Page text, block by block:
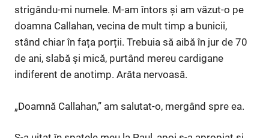
strigându-mi numele. M-am întors și am văzut-o pe
doamna Callahan, vecina de mult timp a bunicii,
stând chiar în fața porții. Trebuia să aibă în jur de 70
de ani, slabă și mică, purtând mereu cardigane
indiferent de anotimp. Arăta nervoasă.
„Doamnă Callahan,” am salutat-o, mergând spre ea.